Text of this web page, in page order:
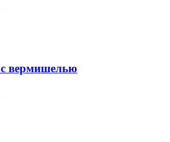
вермишелью